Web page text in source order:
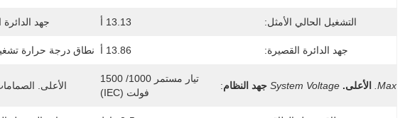
التشغيل الحالي الأمثل: 13.13 أ جهد الدائرة
جهد الدائرة القصيرة: 13.86 أ نطاق درجة حرارة
Max. الأعلى. System Voltage جهد النظام:
فولت (IEC)
الأعلى.